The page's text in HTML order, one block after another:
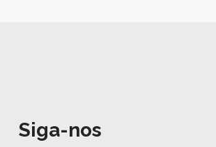
Siga-nos